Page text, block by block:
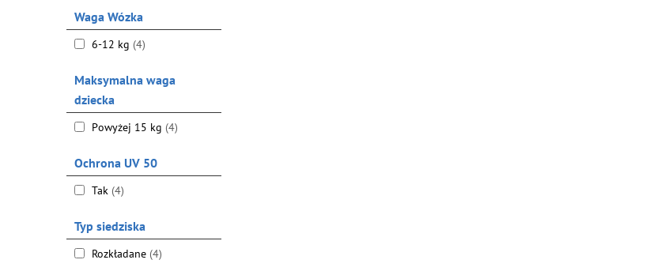
Waga Wózka
6-12 kg (4)
Maksymalna waga
dziecka
Powyżej 15 kg (4)
Ochrona UV 50
Tak (4)
Typ siedziska
Rozkładane (4)